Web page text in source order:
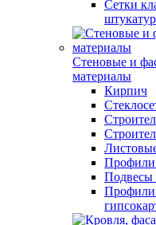
Сетки
Стеновые и
материалы
Кирпич
Профили
Подвесы
Профили